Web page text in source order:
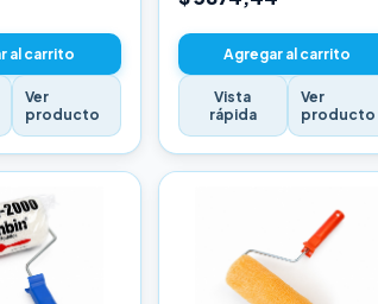
al carrito
Ver
producto
METRO
Agregar al carrito
Vista
rápida
Ver
producto